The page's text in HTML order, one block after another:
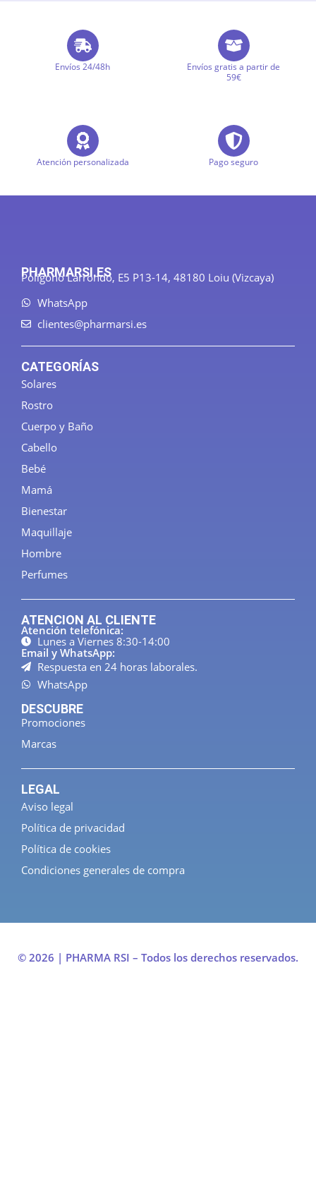
Envíos 24/48h
Envíos gratis a partir de
59€
Atención personalizada Pago seguro
PHARMARSI.ES
Polígono Larrondo, E5 P13-14, 48180 Loiu (Vizcaya)
WhatsApp
clientes@pharmarsi.es
CATEGORÍAS
Solares
Rostro
Cuerpo y Baño
Cabello
Bebé
Mamá
Bienestar
Maquillaje
Hombre
Perfumes
ATENCION AL CLIENTE
Atención telefónica:
Lunes a Viernes 8:30-14:00
Email y WhatsApp:
Respuesta en 24 horas laborales.
WhatsApp
DESCUBRE
Promociones
Marcas
LEGAL
Aviso legal
Política de privacidad
Política de cookies
Condiciones generales de compra
© 2026 | PHARMA RSI – Todos los derechos reservados.